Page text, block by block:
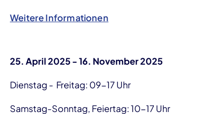
Weitere Informationen
25. April 2025 - 16. November 2025
Dienstag - Freitag: 09-17 Uhr
Samstag-Sonntag, Feiertag: 10-17 Uhr